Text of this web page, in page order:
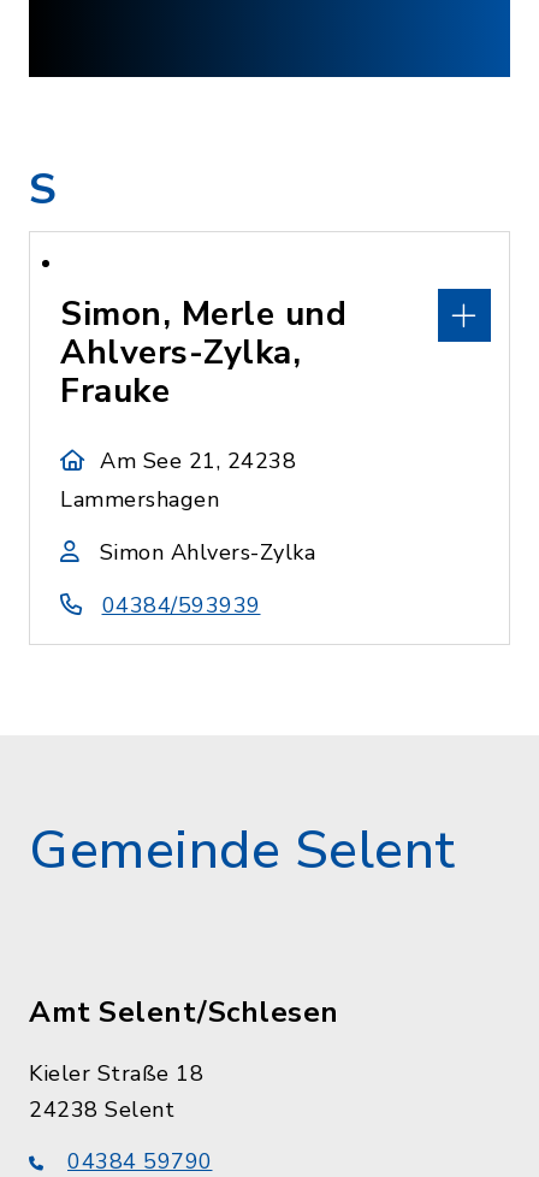
S
Simon, Merle und
Ahlvers-Zylka,
Frauke
Am See 21, 24238
Lammershagen
Simon Ahlvers-Zylka
04384/593939
Gemeinde Selent
Amt Selent/Schlesen
Kieler Straße 18
24238 Selent
04384 59790